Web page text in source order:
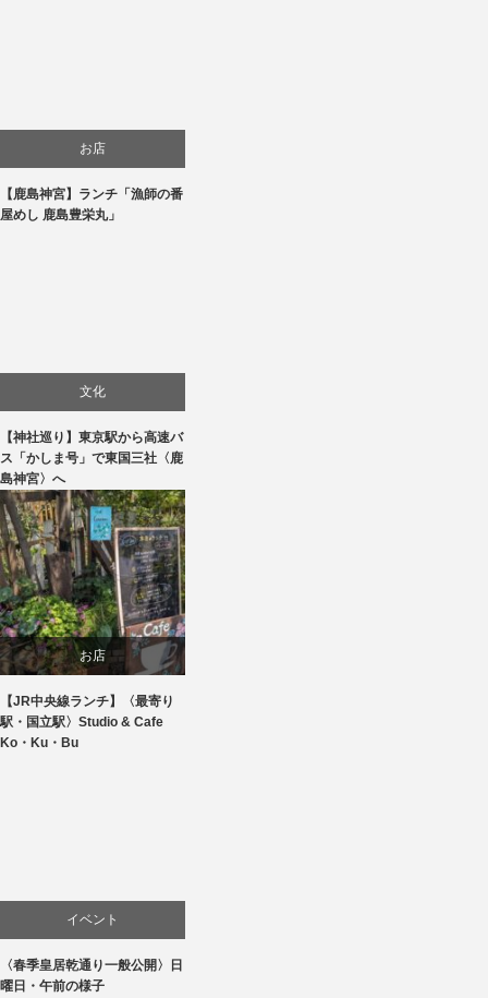
お店
旅行
【鹿島神宮】ランチ「漁師の番
屋めし 鹿島豊栄丸」
文化
旅行
【神社巡り】東京駅から高速バ
ス「かしま号」で東国三社〈鹿
島神宮〉へ
お店
食べ物
【JR中央線ランチ】〈最寄り
駅・国立駅〉Studio & Cafe
Ko・Ku・Bu
イベント
文化
〈春季皇居乾通り一般公開〉日
曜日・午前の様子